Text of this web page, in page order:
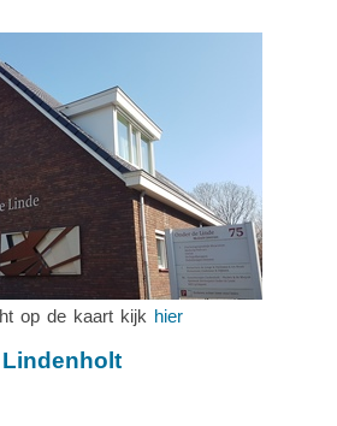
op de kaart kijk hier